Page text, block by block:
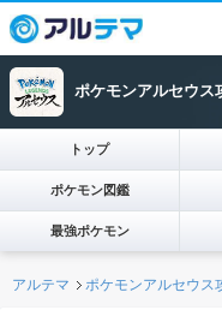
ポケモンアルセウ
トップ
ポケモン図鑑
最強ポケモン
アルテマ ポケモンアルセウス